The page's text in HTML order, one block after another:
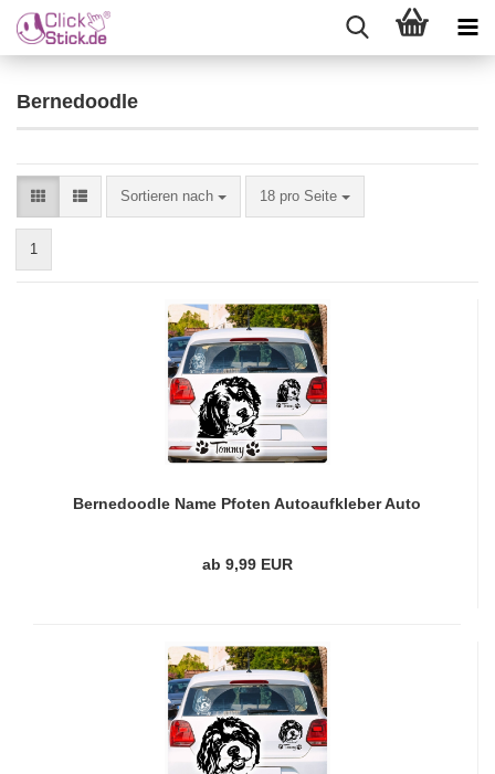
Bernedoodle
Sortieren nach 18 pro Seite
1
Bernedoodle Name Pfoten Autoaufkleber Auto
ab 9,99 EUR